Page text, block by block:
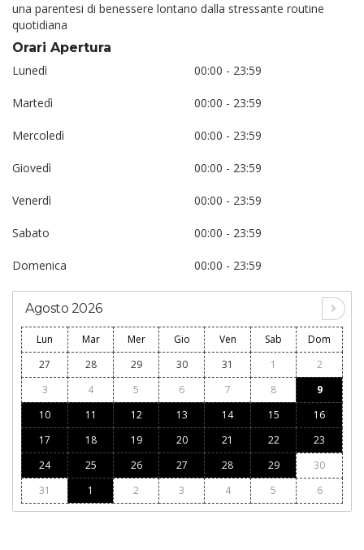
una parentesi di benessere lontano dalla stressante routine
quotidiana
Orari Apertura
Lunedì
00:00 - 23:59
Martedì 00:00 - 23:59
Mercoledì 00:00 - 23:59
Giovedì 00:00 - 23:59
Venerdì 00:00 - 23:59
Sabato 00:00 - 23:59
Domenica 00:00 - 23:59
Agosto 2026
Lun Mar Mer Gio Ven Sab
Dom
27
28 29 30 31 1
2
3
4 5 6 7 8
9
10
11 12 13 14 15
16
17
18 19 20 21 22
23
24
25 26 27 28 29
30
31
1 2 3 4 5 6